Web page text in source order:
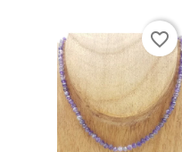
favorite_border